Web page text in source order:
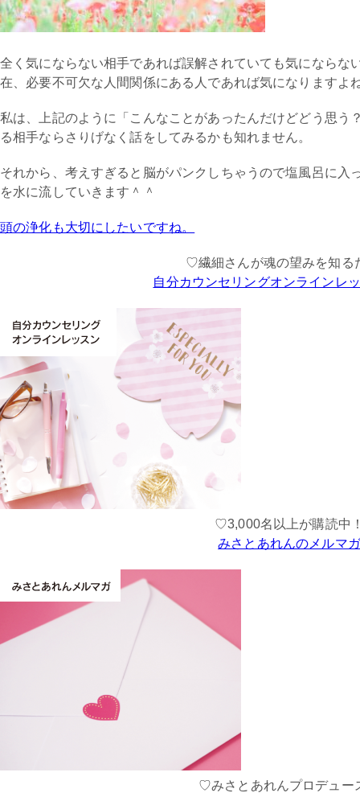
全く気にならない相手であれば誤解されていても気にならな
在、必要不可欠な人間関係にある人であれば気になりますよ
私は、上記のように「こんなことがあったんだけどどう思う
る相手ならさりげなく話をしてみるかも知れません。
それから、考えすぎると脳がパンクしちゃうので塩風呂に入
を水に流していきます＾＾
頭の浄化も大切にしたいですね。
♡繊細さんが魂の望みを知る
自分カウンセリングオンラインレ
♡3,000名以上が購読中
みさとあれんのメルマガ
♡みさとあれんプロデュー